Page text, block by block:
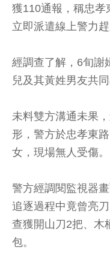
獲110通報，稱忠孝
立即派遣線上警力趕
經調查了解，6旬謝
兒及其黃姓男友共
未料雙方溝通未果
形，警方於忠孝東
女，現場無人受傷。
警方經調閱監視器
追逐過程中竟曾亮
查獲開山刀2把、木
包。